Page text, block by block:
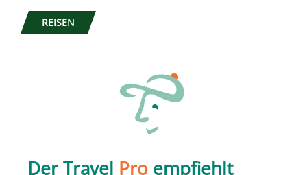
REISEN
Der Travel Pro empfiehlt